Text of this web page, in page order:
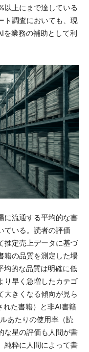
以上にまで達している
ト調査においても、現
を業務の補助として利
に流通する平均的な書
ている。読者の評価
推定売上データに基づ
籍の品質を測定した場
均的な品質は明確に低
り早く急増したカテゴ
大きくなる傾向が見ら
れた書籍）と非AI書籍
あたりの使用率（読
な星の評価も人間が書
純粋に人間によって書